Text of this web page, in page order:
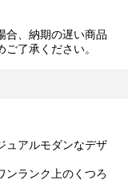
合、納期の遅い商品
了承ください。
ュアルモダンなデザ
ンランク上のくつろ